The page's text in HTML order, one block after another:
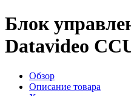
Блок
Datavideo
Обзор
Описание товара